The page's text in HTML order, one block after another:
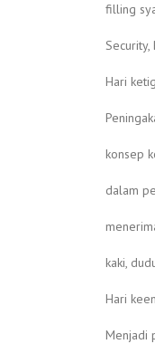
filling
Security,
Hari
konsep
dalam
kaki,
Hari
Menjadi